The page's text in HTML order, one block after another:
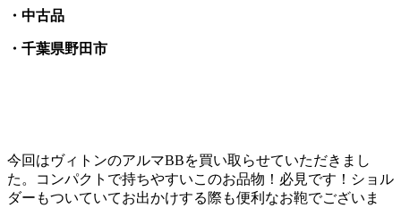
・中古品
・千葉県野田市
今回はヴィトンのアルマBBを買い取らせていただきまし
た。コンパクトで持ちやすいこのお品物！必見です！ショル
ダーもついていてお出かけする際も便利なお鞄でございま